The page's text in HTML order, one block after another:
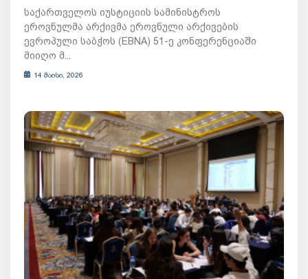
საქართველოს იუსტიციის სამინისტროს
ეროვნულმა არქივმა ეროვნული არქივების
ევროპული საბჭოს (EBNA) 51-ე კონფერენციაში
მიიღო მ...
14 მაისი, 2026